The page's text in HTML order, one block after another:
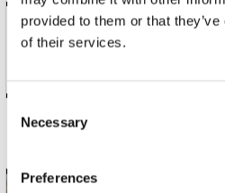
provided to them or that
of their services.
Selection
Necessary
Preferences
ZORN, JOHN